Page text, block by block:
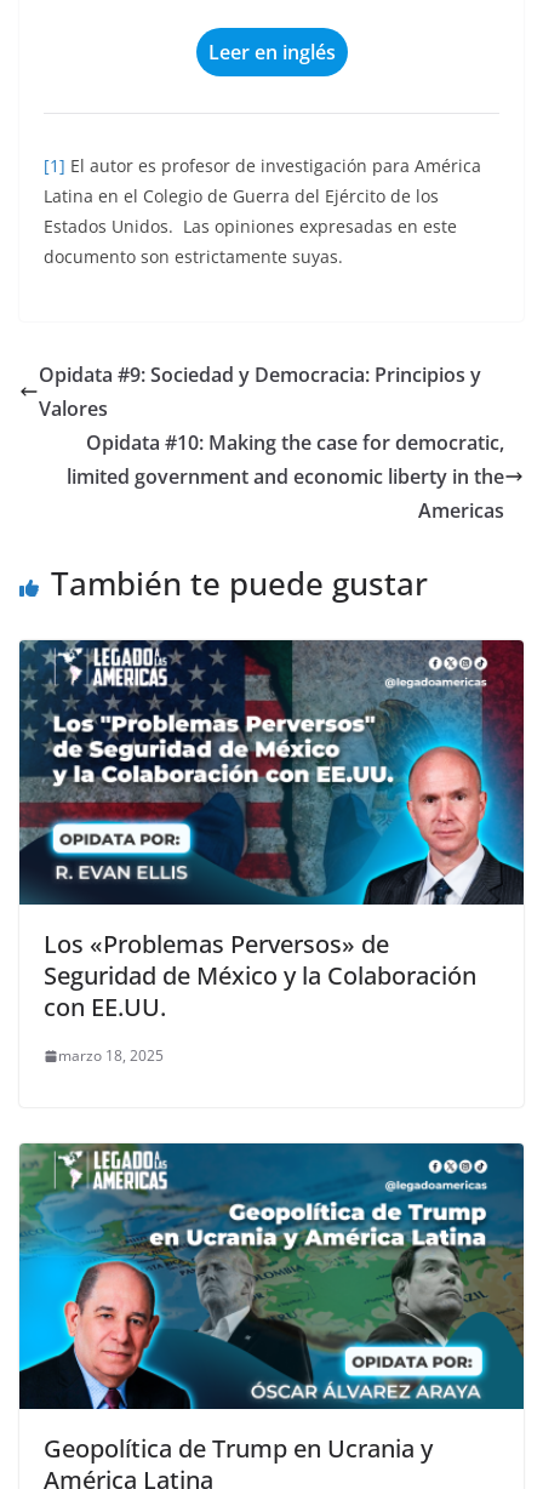
Leer en inglés
[1] El autor es profesor de investigación para América
Latina en el Colegio de Guerra del Ejército de los
Estados Unidos. Las opiniones expresadas en este
documento son estrictamente suyas.
Opidata #9: Sociedad y Democracia: Principios y
Valores
Opidata #10: Making the case for democratic,
limited government and economic liberty in the
Americas
También te puede gustar
Los «Problemas Perversos» de
Seguridad de México y la Colaboración
con EE.UU.
marzo 18, 2025
Geopolítica de Trump en Ucrania y
América Latina